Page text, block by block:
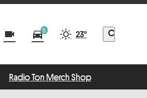
videocam directions_car5 23° search
Radio Ton Merch Shop